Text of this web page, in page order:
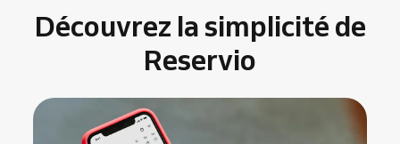
Découvrez la simplicité de
Reservio